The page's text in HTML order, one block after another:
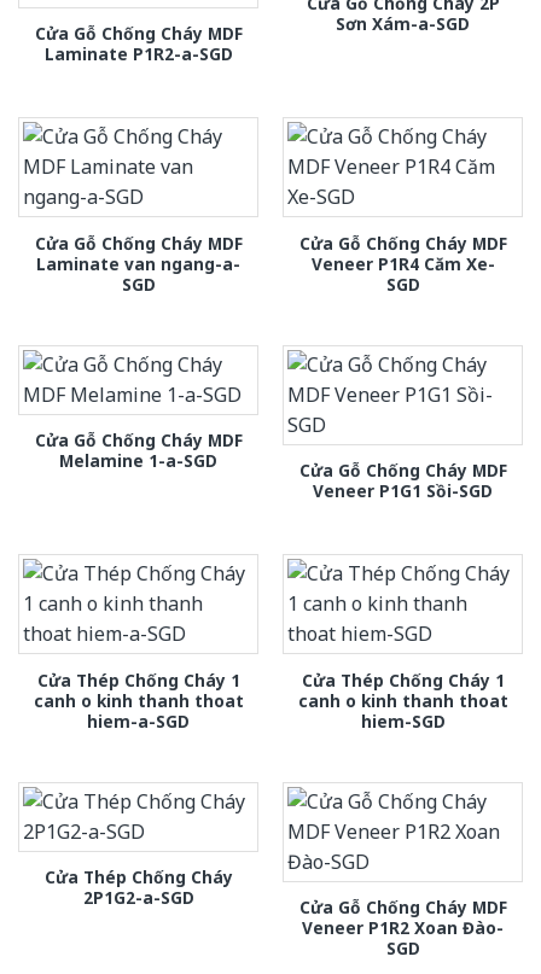
Cửa Gỗ Chống Cháy MDF
Laminate P1R2-a-SGD
Sơn Xám-a-SGD
Cửa Gỗ Chống Cháy MDF
Laminate van ngang-a-
SGD
Cửa Gỗ Chống Cháy MDF
Veneer P1R4 Căm Xe-
SGD
Cửa Gỗ Chống Cháy MDF
Melamine 1-a-SGD
Cửa Gỗ Chống Cháy MDF
Veneer P1G1 Sồi-SGD
Cửa Thép Chống Cháy 1
canh o kinh thanh thoat
hiem-a-SGD
Cửa Thép Chống Cháy 1
canh o kinh thanh thoat
hiem-SGD
Cửa Thép Chống Cháy
2P1G2-a-SGD
Cửa Gỗ Chống Cháy MDF
Veneer P1R2 Xoan Đào-
SGD